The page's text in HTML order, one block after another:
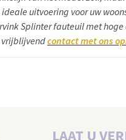
uitvoering voor uw
Splinter fauteuil met
vrijblijvendcontact met ons
LAAT U